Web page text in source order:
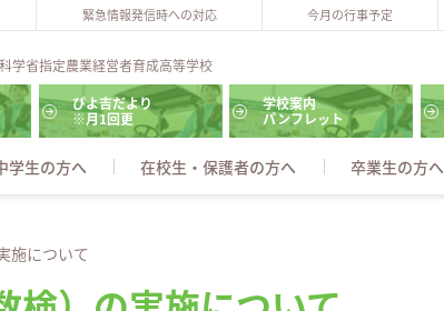
緊急情報発信時への対応 今月の行事予定
学省指定農業経営者育成高等学校
ぴよ吉だより
※月1回更
学校案内
パンフレット
学生の方へ 在校生・保護者の方へ 卒業生の方へ
施について